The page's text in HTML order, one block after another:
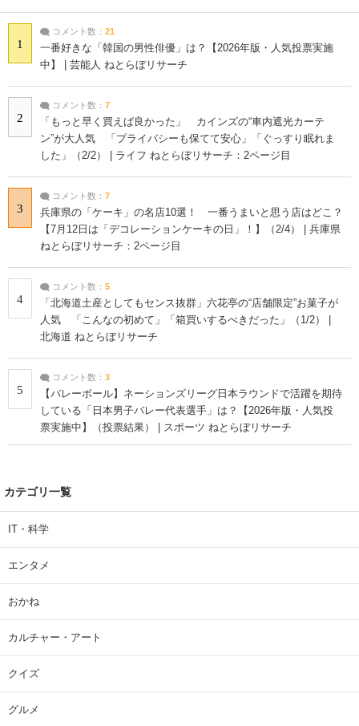
1
コメント数： 21
一番好きな「韓国の男性俳優」は？【2026年版・人気投票実施
中】 | 芸能人 ねとらぼリサーチ
2
コメント数： 7
「もっと早く買えば良かった」 カインズの“車内遮光カーテ
ン”が大人気 「プライバシーも保てて安心」「ぐっすり眠れま
した」（2/2） | ライフ ねとらぼリサーチ：2ページ目
3
コメント数： 7
兵庫県の「ケーキ」の名店10選！ 一番うまいと思う店はどこ？
【7月12日は「デコレーションケーキの日」！】（2/4） | 兵庫県
ねとらぼリサーチ：2ページ目
4
コメント数： 5
「北海道土産としてもセンス抜群」六花亭の“店舗限定”お菓子が
人気 「こんなの初めて」「箱買いするべきだった」（1/2） |
北海道 ねとらぼリサーチ
5
コメント数： 3
【バレーボール】ネーションズリーグ日本ラウンドで活躍を期待
している「日本男子バレー代表選手」は？【2026年版・人気投
票実施中】（投票結果） | スポーツ ねとらぼリサーチ
カテゴリ一覧
IT・科学
エンタメ
おかね
カルチャー・アート
クイズ
グルメ